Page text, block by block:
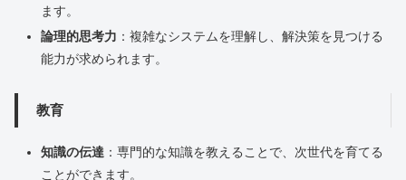
ます。
論理的思考力 ：複雑なシステムを理解し、解決策を見つける
能力が求められます。
教育
知識の伝達 ：専門的な知識を教えることで、次世代を育てる
ことができます。